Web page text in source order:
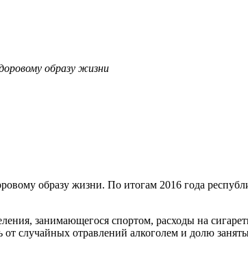
образу жизни
образу жизни. По итогам 2016 года
занимающегося спортом, расходы на
от случайных отравлений алкоголем и долю